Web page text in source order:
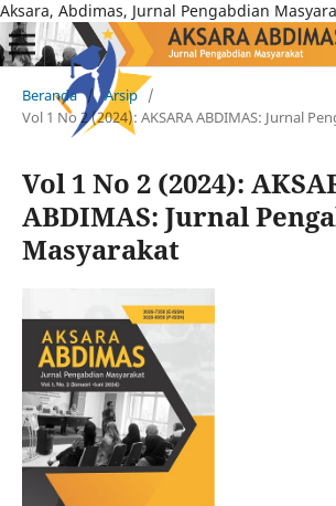
Aksara, Abdimas, Jurnal Pengabdian
Beranda / Arsip /
Vol 1 No 2 (2024): AKSARA ABDIMAS: Jurnal
Vol 1 No 2 (2024):
ABDIMAS: Jurnal
Masyarakat